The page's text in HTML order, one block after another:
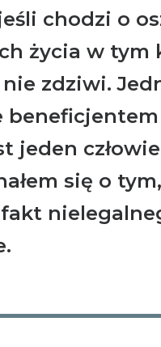
chodzi o
życia w tym
zdziwi.
jeden
się o
fakt